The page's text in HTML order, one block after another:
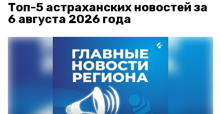
Топ-5 астраханских новостей за
6 августа 2026 года